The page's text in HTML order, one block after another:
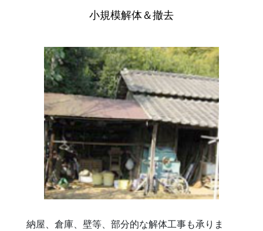
小規模解体＆撤去
納屋、倉庫、壁等、部分的な解体工事も承りま